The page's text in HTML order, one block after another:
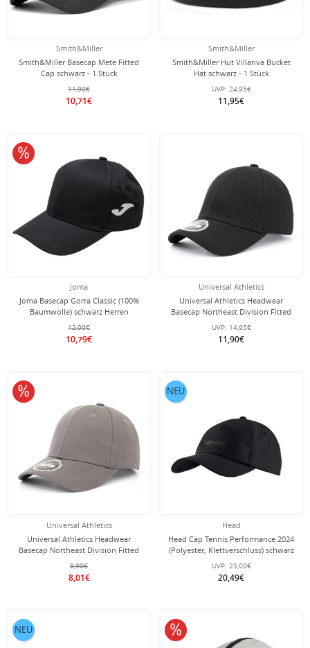
Smith&Miller
Smith&Miller Basecap Mete Fitted
Cap schwarz - 1 Stück
11,90€
10,71€
Smith&Miller
Smith&Miller Hut Villariva Bucket
Hat schwarz - 1 Stück
UVP: 24,95€
11,95€
Joma
Joma Basecap Gorra Classic (100%
Baumwolle) schwarz Herren
12,00€
10,79€
10% reduziert
Universal Athletics
Universal Athletics Headwear
Basecap Northeast Division Fitted
Cap schwarz - 1 Stück
UVP: 14,95€
11,90€
Universal Athletics
Universal Athletics Headwear
Basecap Northeast Division Fitted
Cap dunkelgrau - 1 Stück
8,90€
8,01€
10% reduziert
Head
Head Cap Tennis Performance 2024
(Polyester, Klettverschluss) schwarz
UVP: 25,00€
20,49€
NEU
NEU 10% reduziert